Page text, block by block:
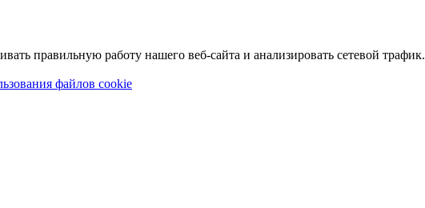
правильную работу нашего веб-сайта и анализировать сетевой трафик.
файлов cookie